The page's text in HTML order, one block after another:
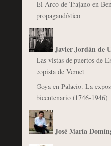
El Arco de Trajano en
propagandístico
Javier Jordán de
Las vistas de puertos de
copista de Vernet
Goya en Palacio. La
bicentenario (1746-1946)
José María